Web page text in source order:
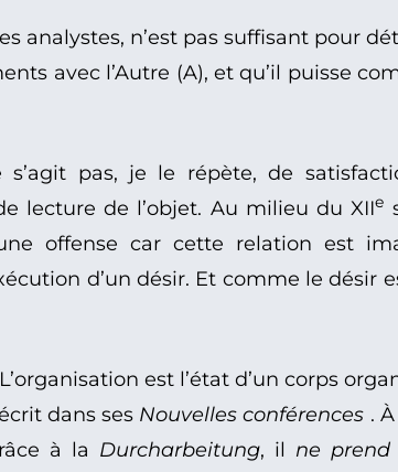
analystes, n’est pas suffisant pour
avec l’Autre (A), et qu’il puisse
pas, je le répète, de
lecture de l’objet. Au milieu du XIIe
offense car cette relation est
d’un désir. Et comme le désir
est l’état d’un corps
dans ses Nouvelles conférences .
à la Durcharbeitung, il ne prend